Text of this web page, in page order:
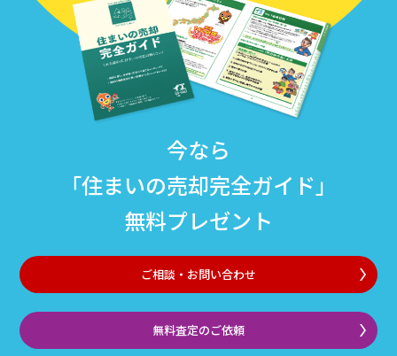
今なら
「住まいの売却完全ガイド」
無料プレゼント
ご相談・お問い合わせ
無料査定のご依頼